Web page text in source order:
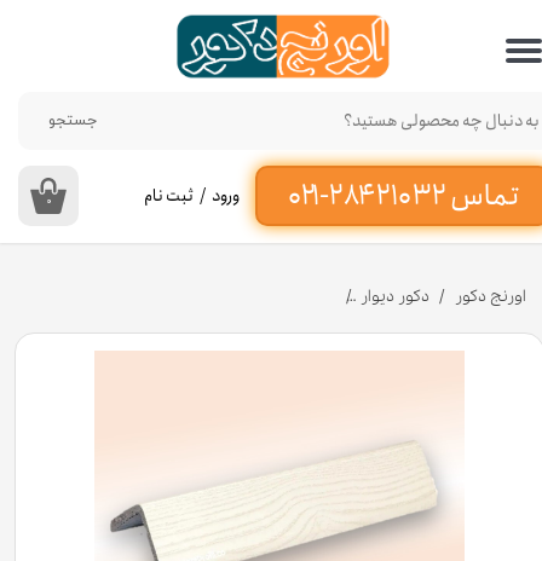
تماس ۳۲ ۲۱۰ ۲۸۴-۰۲۱‌
جستجو
۰ ورود / ثبت نام
حساب کاربری من
تغییر گذر واژه
سفارشات
خروج از حساب کاربری
اورنج دکور دکور دیوار